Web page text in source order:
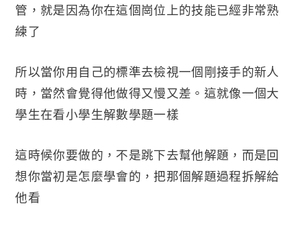
管，就是因為你在這個崗位上的技能已經非常熟
練了
所以當你用自己的標準去檢視一個剛接手的新人
時，當然會覺得他做得又慢又差。這就像一個大
學生在看小學生解數學題一樣
這時候你要做的，不是跳下去幫他解題，而是回
想你當初是怎麼學會的，把那個解題過程拆解給
他看